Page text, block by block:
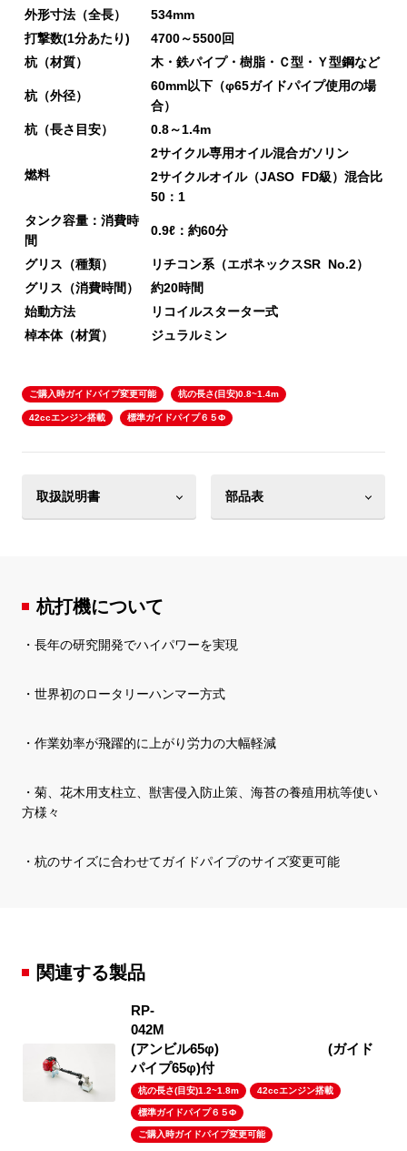
外形寸法（全長）
534mm
打撃数(1分あたり)
4700～5500回
杭（材質）
木・鉄パイプ・樹脂・Ｃ型・Ｙ型鋼など
杭（外径）
60mm以下（φ65ガイドパイプ使用の場
合）
杭（長さ目安）
0.8～1.4m
燃料
2サイクル専用オイル混合ガソリン
2サイクルオイル（JASO FD級）混合比
50：1
タンク容量：消費時
間
0.9ℓ：約60分
グリス（種類）
リチコン系（エポネックスSR No.2）
グリス（消費時間）
約20時間
始動方法
リコイルスターター式
棹本体（材質）
ジュラルミン
ご購入時ガイドパイプ変更可能 杭の長さ(目安)0.8~1.4m
42ccエンジン搭載 標準ガイドパイプ６５Φ
取扱説明書 部品表
杭打機について
・長年の研究開発でハイパワーを実現
・世界初のロータリーハンマー方式
・作業効率が飛躍的に上がり労力の大幅軽減
・菊、花木用支柱立、獣害侵入防止策、海苔の養殖用杭等使い
方様々
・杭のサイズに合わせてガイドパイプのサイズ変更可能
関連する製品
RP-
(アンビル65φ) (ガイド
パイプ65φ)付
杭の長さ(目安)1.2~1.8m 42ccエンジン搭載
標準ガイドパイプ６５Φ
ご購入時ガイドパイプ変更可能